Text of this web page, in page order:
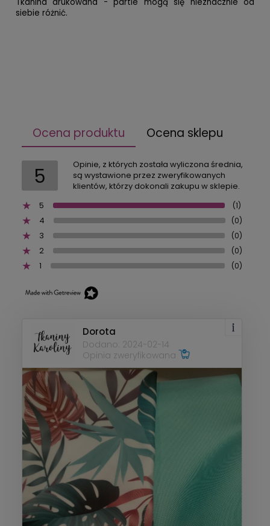
siebie różnić.
Ocena produktu Ocena sklepu
5
Opinie, z których została wyliczona średnia,
są wystawione przez zweryfikowanych
klientów, którzy dokonali zakupu w sklepie.
5
(1)
4 (0)
3 (0)
2 (0)
1 (0)
Dorota
Dodano: 2024-02-14
Opinia zweryfikowana